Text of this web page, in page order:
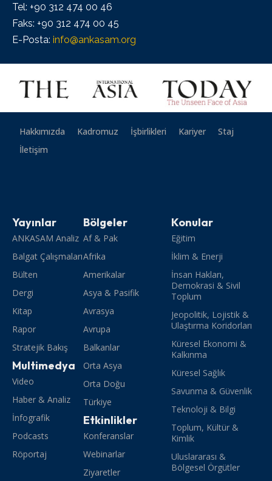
Tel: +90 312 474 00 46
Faks: +90 312 474 00 45
E-Posta: info@ankasam.org
Hakkımızda Kadromuz İşbirlikleri Kariyer
Staj
İletişim
Yayınlar
ANKASAM Analiz
Balgat Çalışmaları
Bülten
Dergi
Kitap
Rapor
Stratejik Bakış
Multimedya
Video
Haber & Analiz
İnfografik
Podcasts
Röportaj
Bölgeler
Af & Pak
Afrika
Amerikalar
Asya & Pasifik
Avrasya
Avrupa
Balkanlar
Orta Asya
Orta Doğu
Türkiye
Etkinlikler
Konferanslar
Webinarlar
Ziyaretler
Konular
Eğitim
İklim & Enerji
İnsan Hakları,
Demokrasi & Sivil
Toplum
Jeopolitik, Lojistik &
Ulaştırma Koridorları
Küresel Ekonomi &
Kalkınma
Küresel Sağlık
Savunma & Güvenlik
Teknoloji & Bilgi
Toplum, Kültür &
Kimlik
Uluslararası &
Bölgesel Örgütler